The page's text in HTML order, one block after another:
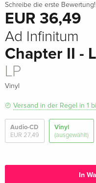
Schreibe die erste Bewertung!
EUR 36,49
Ad Infinitum
Chapter II -
LP
Vinyl
Versand in der Regel in 1
Audio-CD
EUR 27,49
Vinyl
(ausgewählt)
In